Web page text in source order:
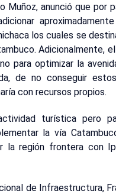
Muñoz, anunció que por
los cuales se
Adicionalmente,
para optimizar la
de no conseguir
con recursos propios.
turística pero
la vía
región frontera con
de Infraestructura,